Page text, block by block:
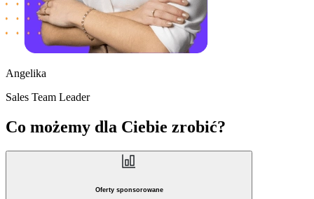
Angelika
Sales Team Leader
Co możemy dla Ciebie zrobić?
Oferty sponsorowane